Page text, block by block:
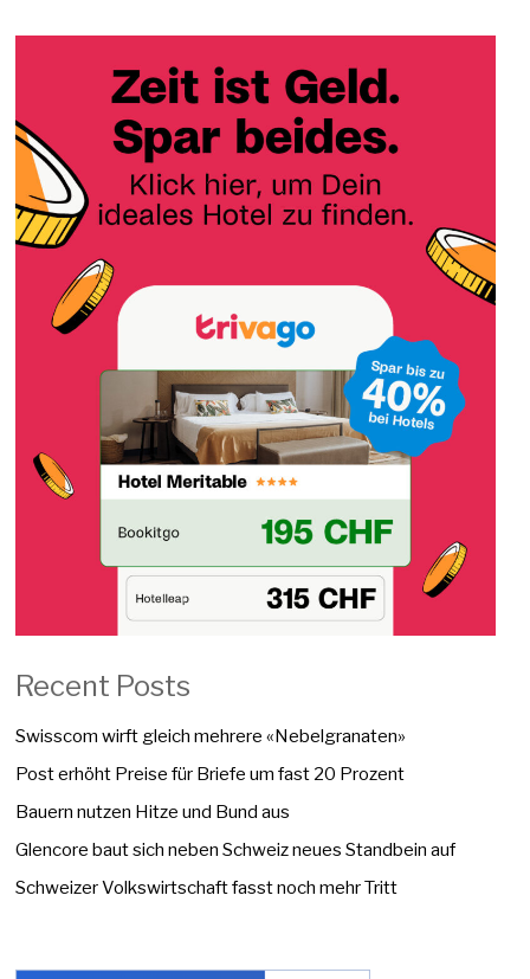
Recent Posts
Swisscom wirft gleich mehrere «Nebelgranaten»
Post erhöht Preise für Briefe um fast 20 Prozent
Bauern nutzen Hitze und Bund aus
Glencore baut sich neben Schweiz neues Standbein auf
Schweizer Volkswirtschaft fasst noch mehr Tritt